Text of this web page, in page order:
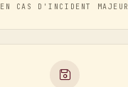
EN CAS D'INCIDENT MAJEUR